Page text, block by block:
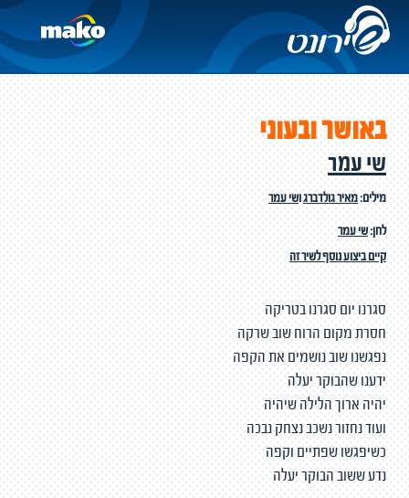
באושר ובעוני
שי עמר
מילים:מאיר גולדברגושי עמר
לחן:שי עמר
קיים ביצוע נוסף לשיר זה
סגרנו יום סגרנו בטריקה
חסרת מקום הרוח שוב שרקה
נפגשנו שוב נושמים את הקפה
ידענו שהבוקר יעלה
יהיה ארוך הלילה שיהיה
ועוד נחזור נשכב נצחק נבכה
כשיפגשו שפתיים וקפה
נדע ששוב הבוקר יעלה